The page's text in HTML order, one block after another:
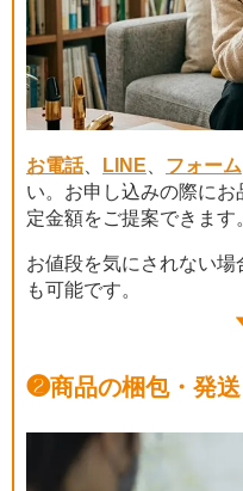
お電話、 LINE、 フォーム
い。お申し込みの際に
定金額をご提案できます
お値段を気にされない場
も可能です。
❷商品の梱包・発送